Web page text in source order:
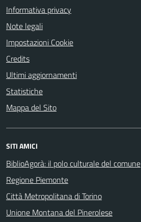
Informativa privacy
Note legali
Impostazioni Cookie
Credits
Ultimi aggiornamenti
Statistiche
Mappa del Sito
SITI AMICI
BiblioAgorà: il polo culturale del comune
Regione Piemonte
Città Metropolitana di Torino
Unione Montana del Pinerolese